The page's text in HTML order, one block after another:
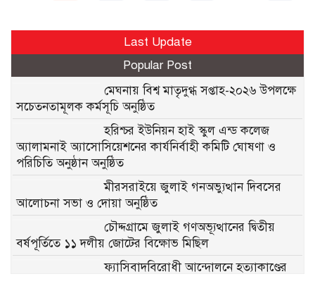
Last Update
Popular Post
মেঘনায় বিশ্ব মাতৃদুগ্ধ সপ্তাহ-২০২৬ উপলক্ষে
সচেতনতামূলক কর্মসূচি অনুষ্ঠিত
হরিশ্চর ইউনিয়ন হাই স্কুল এন্ড কলেজ
অ্যালামনাই অ্যাসোসিয়েশনের কার্যনির্বাহী কমিটি ঘোষণা ও
পরিচিতি অনুষ্ঠান অনুষ্ঠিত
মীরসরাইয়ে জুলাই গনঅভ্যুত্থান দিবসের
আলোচনা সভা ও দোয়া অনুষ্ঠিত
চৌদ্দগ্রামে জুলাই গণঅভ্যূত্থানের দ্বিতীয়
বর্ষপূর্তিতে ১১ দলীয় জোটের বিক্ষোভ মিছিল
ফ্যাসিবাদবিরোধী আন্দোলনে হত্যাকাণ্ডের